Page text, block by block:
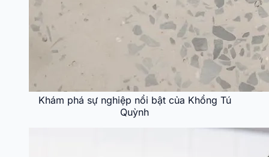
Khám phá sự nghiệp nổi bật của Khổng Tú
Quỳnh